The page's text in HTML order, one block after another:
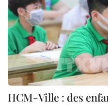
HCM-Ville : des